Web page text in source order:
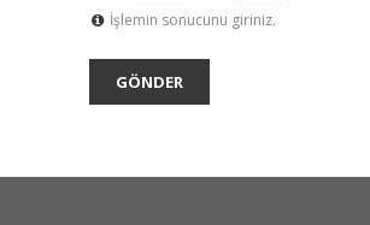
İşlemin sonucunu giriniz.